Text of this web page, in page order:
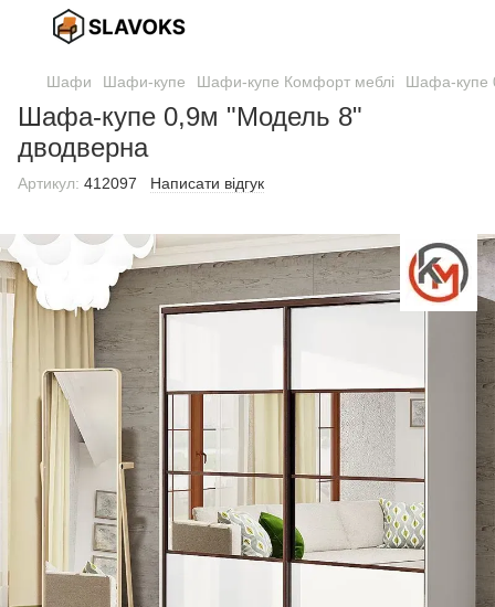
Шафи Шафи-купе Шафи-купе Комфорт меблі Шафа-купе
Шафа-купе 0,9м "Модель 8"
дводверна
Артикул: 412097 Написати відгук